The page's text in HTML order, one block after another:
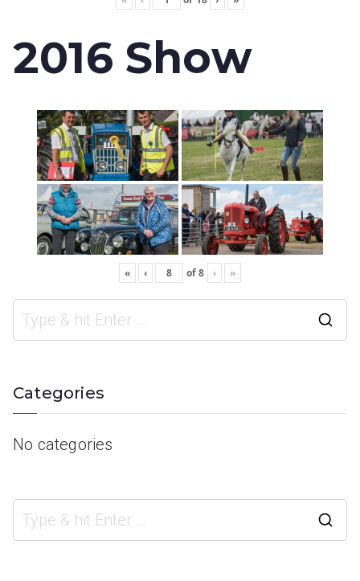
2016 Show
« ‹ of8 › »
Categories
No categories